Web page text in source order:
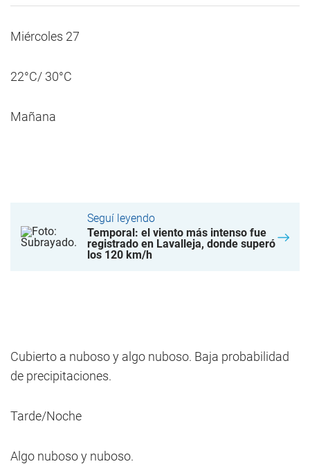
Miércoles 27
22°C/ 30°C
Mañana
Seguí leyendo
Temporal: el viento más intenso fue
registrado en Lavalleja, donde superó
los 120 km/h
Cubierto a nuboso y algo nuboso. Baja probabilidad
de precipitaciones.
Tarde/Noche
Algo nuboso y nuboso.